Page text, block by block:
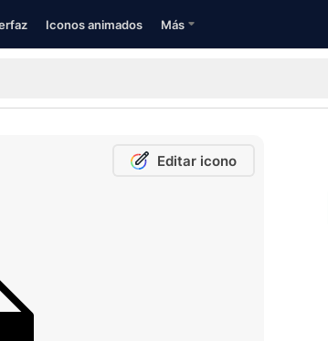
Iconos animados Más
Editar icono